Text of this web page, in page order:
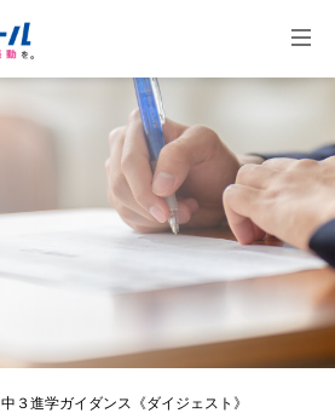
中３進学ガイダンス《ダイジェスト》